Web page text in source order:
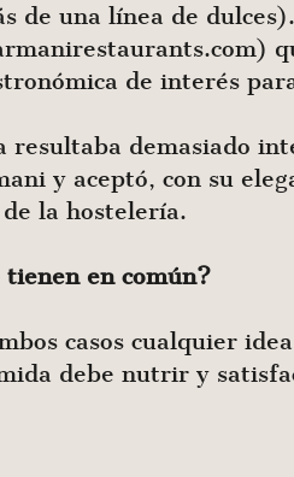
de una línea de
de interés
demasiado
y aceptó, con su
la hostelería.
en común?
casos cualquier
debe nutrir y